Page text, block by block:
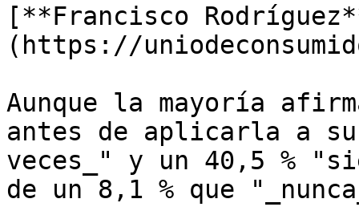
[**Francisco
(https://
Aunque la mayoría
antes de aplicarla a
veces_" y un 40,5 %
de un 8,1 % que